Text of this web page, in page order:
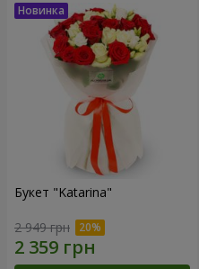
Букет "Katarina"
2 949 грн